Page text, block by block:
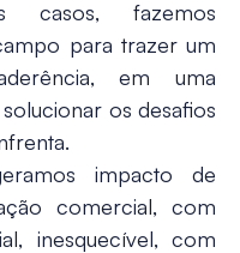
casos, fazemos
para trazer um
em uma
os desafios
impacto de
comercial, com
inesquecível, com